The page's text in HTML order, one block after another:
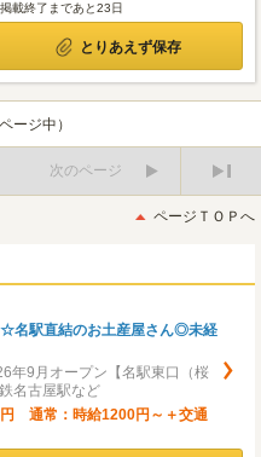
掲載終了まであと23日
とりあえず保存
ージ中）
次のページ
後
ページＴＯＰへ
名駅直結のお土産屋さん◎未経
年9月オープン【名駅東口（桜
名古屋駅など
通常：時給1200円～＋交通